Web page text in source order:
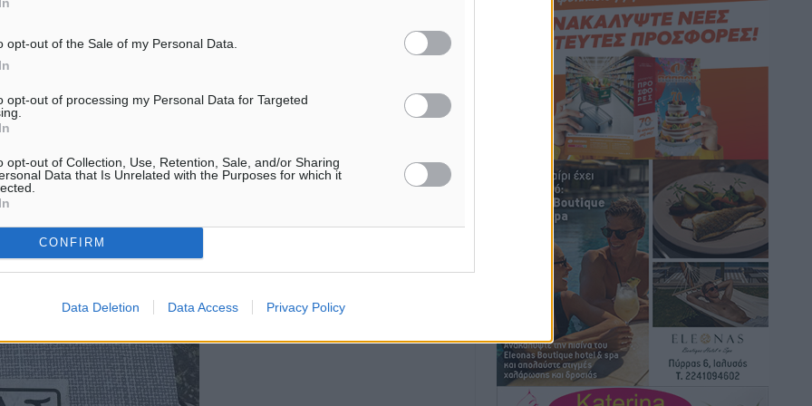
opt-out of the Sale of my Personal Data.
opt-out of processing my Personal Data for Targeted
opt-out of Collection, Use, Retention, Sale, and/or Sharing
Data that Is Unrelated with the Purposes for which it
CONFIRM
Data Deletion Data Access Privacy Policy
του μαζί με τον
Κικίλιας: Μειώθηκαν κατά 34% οι
μεταναστευτικές ροές στα θαλάσσια
• πριν 13 ώρες
Κως: Γερμανός τουρίστας κέρδισε
αποζημίωση 900 ευρώ επειδή δεν
βρήκε ξαπλώστρες στις οικογενειακές
διακοπές του
Τοπικές Ειδήσεις πριν 13 ώρες
Ο γεωεντοπισμός μέσω 112 «έσωσε»
Δανό περιπατητή στη Ρόδο
Τοπικές Ειδήσεις• πριν 13 ώρες
Σύμη: Ανασύρθηκε σορός άνδρα –